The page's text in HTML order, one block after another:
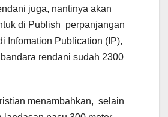
juga, nantinya akan
di Publish perpanjangan
Infomation Publication (IP),
rendani sudah 2300
menambahkan, selain